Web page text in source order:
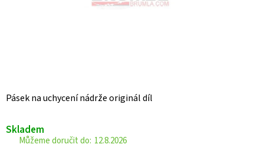
Pásek na uchycení nádrže originál díl
Skladem
12.8.2026